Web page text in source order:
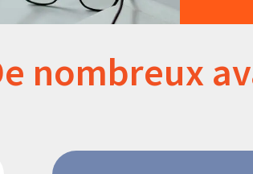
nombreux